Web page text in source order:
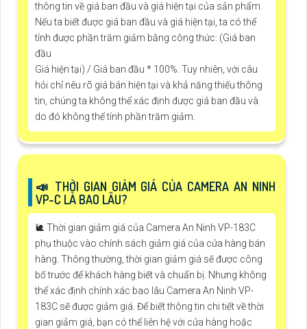
thông tin về giá ban đầu và giá hiện tại của sản phẩm.
Nếu ta biết được giá ban đầu và giá hiện tại, ta có thể
tính được phần trăm giảm bằng công thức: (Giá ban
đầu
Giá hiện tại) / Giá ban đầu * 100%. Tuy nhiên, với câu
hỏi chỉ nêu rõ giá bán hiện tại và khả năng thiếu thông
tin, chúng ta không thể xác định được giá ban đầu và
do đó không thể tính phần trăm giảm.
📣 THỜI GIAN GIẢM GIÁ CỦA CAMERA AN NINH
VP-C LÀ BAO LÂU?
🐌 Thời gian giảm giá của Camera An Ninh VP-183C
phụ thuộc vào chính sách giảm giá của cửa hàng bán
hàng. Thông thường, thời gian giảm giá sẽ được công
bố trước để khách hàng biết và chuẩn bị. Nhưng không
thể xác định chính xác bao lâu Camera An Ninh VP-
183C sẽ được giảm giá. Để biết thông tin chi tiết về thời
gian giảm giá, bạn có thể liên hệ với cửa hàng hoặc